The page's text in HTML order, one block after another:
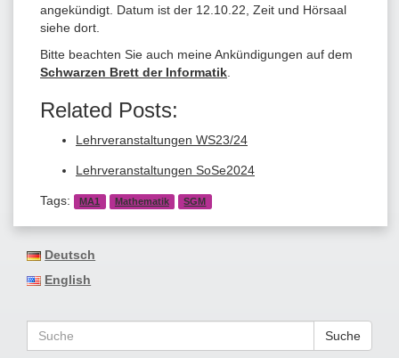
angekündigt. Datum ist der 12.10.22, Zeit und Hörsaal
siehe dort.
Bitte beachten Sie auch meine Ankündigungen auf dem
Schwarzen Brett der Informatik
Related Posts:
Lehrveranstaltungen WS23/24
Lehrveranstaltungen SoSe2024
Tags: MA1 Mathematik SGM
Deutsch
English
Suche